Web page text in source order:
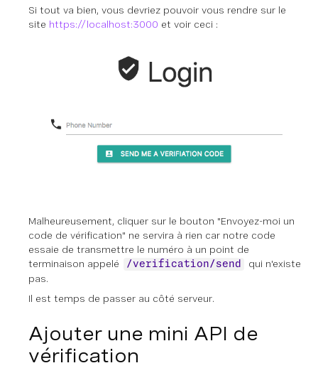
Si tout va bien, vous devriez pouvoir vous rendre sur le
site https://localhost:3000 et voir ceci :
Malheureusement, cliquer sur le bouton "Envoyez-moi un
code de vérification" ne servira à rien car notre code
essaie de transmettre le numéro à un point de
terminaison appelé
/verification/send
qui n'existe
pas.
Il est temps de passer au côté serveur.
Ajouter une mini API de
vérification